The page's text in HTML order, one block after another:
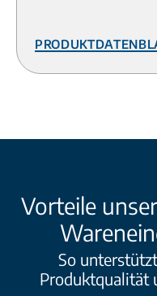
Vorteile
So
Produktqualität